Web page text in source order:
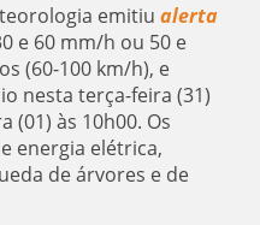
emitiualerta
e 60 mm/h ou 50 e
(60-100 km/h), e
nesta terça-feira (31)
(01) às 10h00. Os
energia elétrica,
de árvores e de